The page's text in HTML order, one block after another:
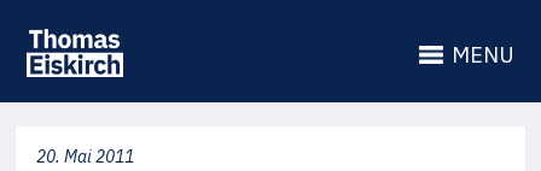
MENU
20. Mai 2011